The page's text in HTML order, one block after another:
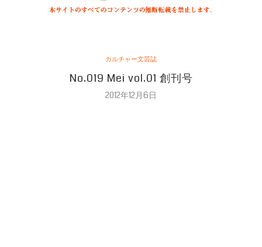
カルチャー文芸誌
No.019 Mei vol.01 創刊号
2012年12月6日